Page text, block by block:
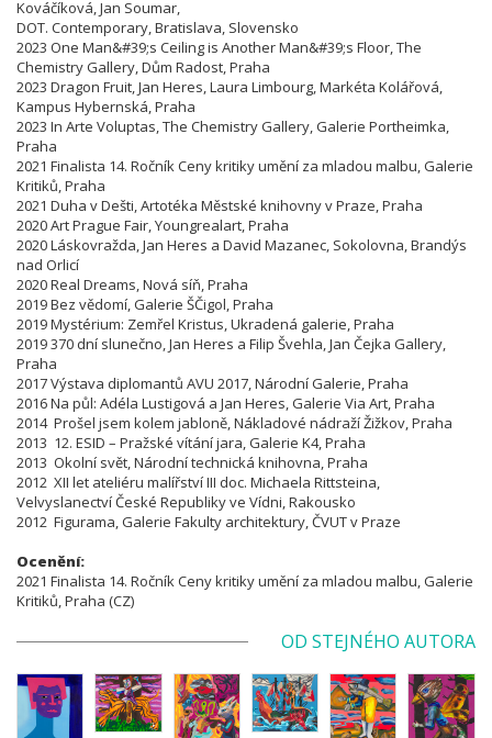
Kováčíková, Jan Soumar,
DOT. Contemporary, Bratislava, Slovensko
2023 One Man&#39;s Ceiling is Another Man&#39;s Floor, The
Chemistry Gallery, Dům Radost, Praha
2023 Dragon Fruit, Jan Heres, Laura Limbourg, Markéta Kolářová,
Kampus Hybernská, Praha
2023 In Arte Voluptas, The Chemistry Gallery, Galerie Portheimka,
Praha
2021 Finalista 14. Ročník Ceny kritiky umění za mladou malbu, Galerie
Kritiků, Praha
2021 Duha v Dešti, Artotéka Městské knihovny v Praze, Praha
2020 Art Prague Fair, Youngrealart, Praha
2020 Láskovražda, Jan Heres a David Mazanec, Sokolovna, Brandýs
nad Orlicí
2020 Real Dreams, Nová síň, Praha
2019 Bez vědomí, Galerie ŠČigol, Praha
2019 Mystérium: Zemřel Kristus, Ukradená galerie, Praha
2019 370 dní slunečno, Jan Heres a Filip Švehla, Jan Čejka Gallery,
Praha
2017 Výstava diplomantů AVU 2017, Národní Galerie, Praha
2016 Na půl: Adéla Lustigová a Jan Heres, Galerie Via Art, Praha
2014 Prošel jsem kolem jabloně, Nákladové nádraží Žižkov, Praha
2013 12. ESID – Pražské vítání jara, Galerie K4, Praha
2013 Okolní svět, Národní technická knihovna, Praha
2012 XII let ateliéru malířství III doc. Michaela Rittsteina,
Velvyslanectví České Republiky ve Vídni, Rakousko
2012 Figurama, Galerie Fakulty architektury,ČVUT v Praze
Ocenění:
2021 Finalista 14. Ročník Ceny kritiky umění za mladou malbu, Galerie
Kritiků, Praha (CZ)
OD STEJNÉHO AUTORA